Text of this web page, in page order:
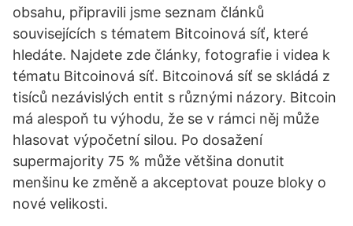
obsahu, připravili jsme seznam článků
souvisejících s tématem Bitcoinová síť, které
hledáte. Najdete zde články, fotografie i videa k
tématu Bitcoinová síť. Bitcoinová síť se skládá z
tisíců nezávislých entit s různými názory. Bitcoin
má alespoň tu výhodu, že se v rámci něj může
hlasovat výpočetní silou. Po dosažení
supermajority 75 % může většina donutit
menšinu ke změně a akceptovat pouze bloky o
nové velikosti.